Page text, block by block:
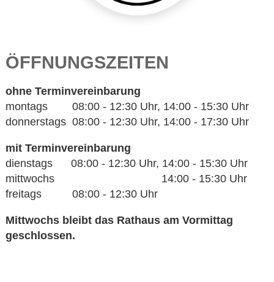
ÖFFNUNGSZEITEN
ohne Terminvereinbarung
montags 08:00 - 12:30 Uhr, 14:00 - 15:30 Uhr
donnerstags 08:00 - 12:30 Uhr, 14:00 - 17:30 Uhr
mit Terminvereinbarung
dienstags 08:00 - 12:30 Uhr, 14:00 - 15:30 Uhr
mittwochs 14:00 - 15:30 Uhr
freitags 08:00 - 12:30 Uhr
Mittwochs bleibt das Rathaus am Vormittag
geschlossen.